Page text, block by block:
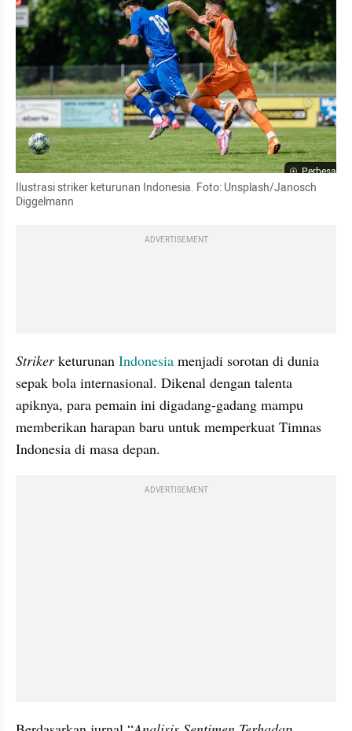
Perbesar
Ilustrasi striker keturunan Indonesia. Foto: Unsplash/Janosch
Diggelmann
ADVERTISEMENT
Striker keturunan Indonesia menjadi sorotan di dunia
sepak bola internasional. Dikenal dengan talenta
apiknya, para pemain ini digadang-gadang mampu
memberikan harapan baru untuk memperkuat Timnas
Indonesia di masa depan.
ADVERTISEMENT